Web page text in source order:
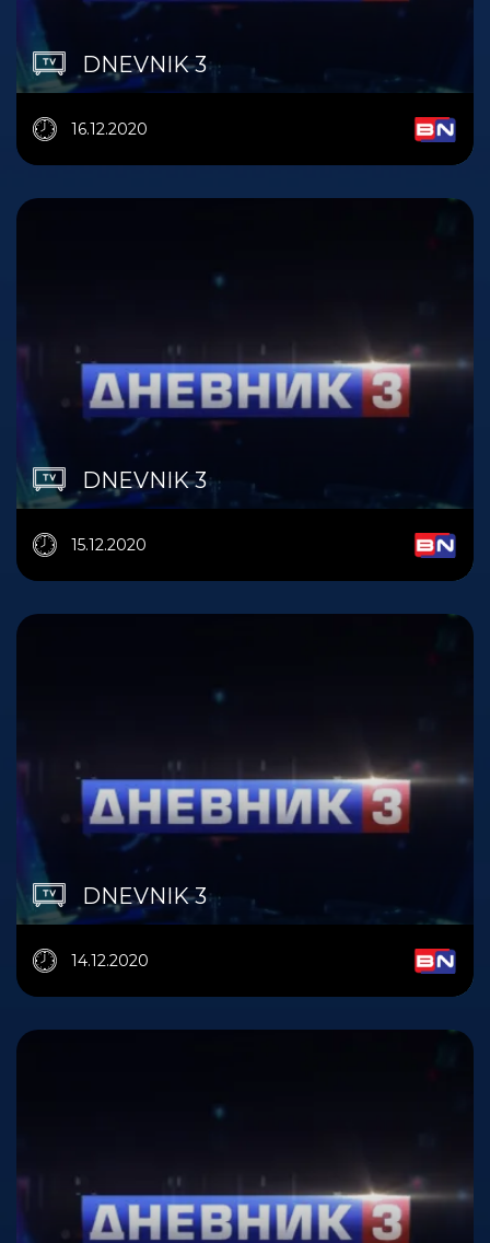
DNEVNIK 3
16.12.2020
DNEVNIK 3
15.12.2020
DNEVNIK 3
14.12.2020